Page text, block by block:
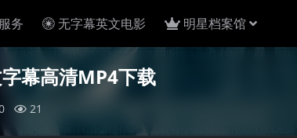
务 无字幕英文电影 明星档案馆
幕高清MP4下载
21